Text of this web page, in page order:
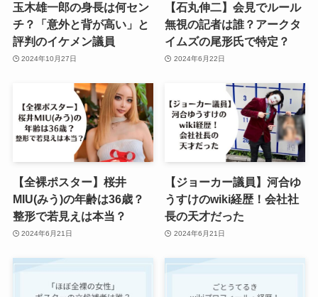
玉木雄一郎の身長は何セン
チ？「意外と背が高い」と
評判のイケメン議員
2024年10月27日
【石丸伸二】会見でルール
無視の記者は誰？アークタ
イムズの尾形氏で特定？
2024年6月22日
【全裸ポスター】桜井
MIU(みう)の年齢は36歳？
整形で若見えは本当？
2024年6月21日
【ジョーカー議員】河合ゆ
うすけのwiki経歴！会社社
長の天才だった
2024年6月21日